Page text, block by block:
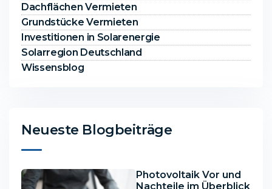
Dachflächen Vermieten
Grundstücke Vermieten
Investitionen in Solarenergie
Solarregion Deutschland
Wissensblog
Neueste Blogbeiträge
Photovoltaik Vor und
Nachteile im Überblick